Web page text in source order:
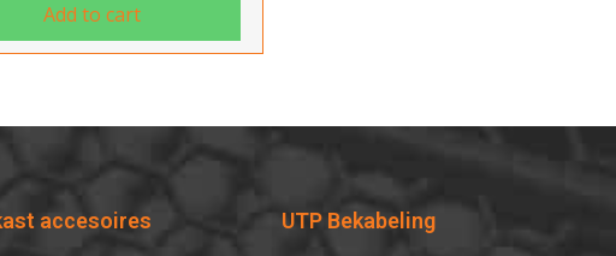
Add to cart
accesoires UTP Bekabeling